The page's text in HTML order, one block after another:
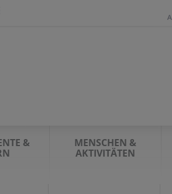
&
MENSCHEN &
AKTIVITÄTEN